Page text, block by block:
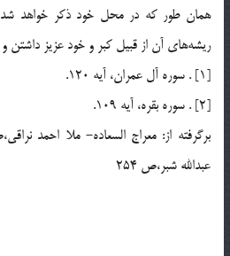
همان طور كه در محل خود ذكر خواهد
ريشه‌هاي آن از قبيل كبر و خود عزيز
[1] . سوره آل عمران، آيه‌ 120.
[2] . سوره‌ بقره، آيه 109.
عبدالله شبر،ص 254